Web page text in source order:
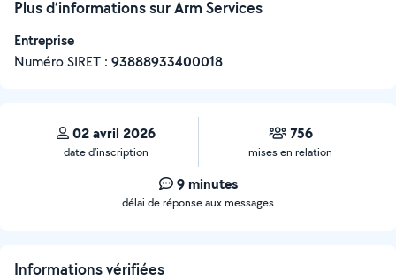
Plus d’informations sur Arm Services
Entreprise
Numéro SIRET : ‍93888933400018
02 avril 2026
date d’inscription
756
mises en relation
9 minutes
délai de réponse aux messages
Informations vérifiées